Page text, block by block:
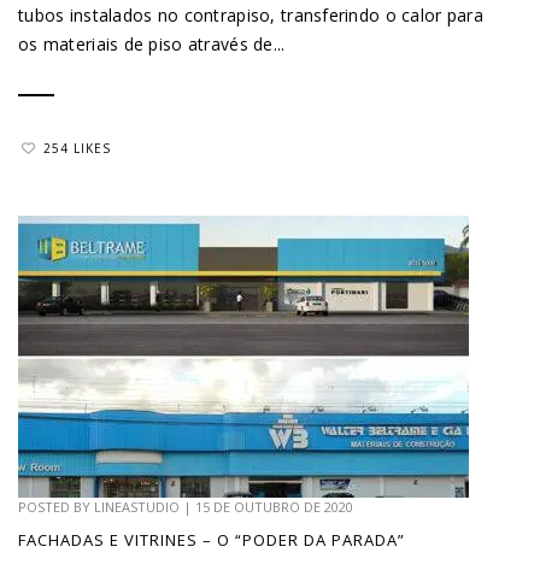
tubos instalados no contrapiso, transferindo o calor para
os materiais de piso através de...
254 LIKES
POSTED BY LINEASTUDIO | 15 DE OUTUBRO DE 2020
FACHADAS E VITRINES – O “PODER DA PARADA”